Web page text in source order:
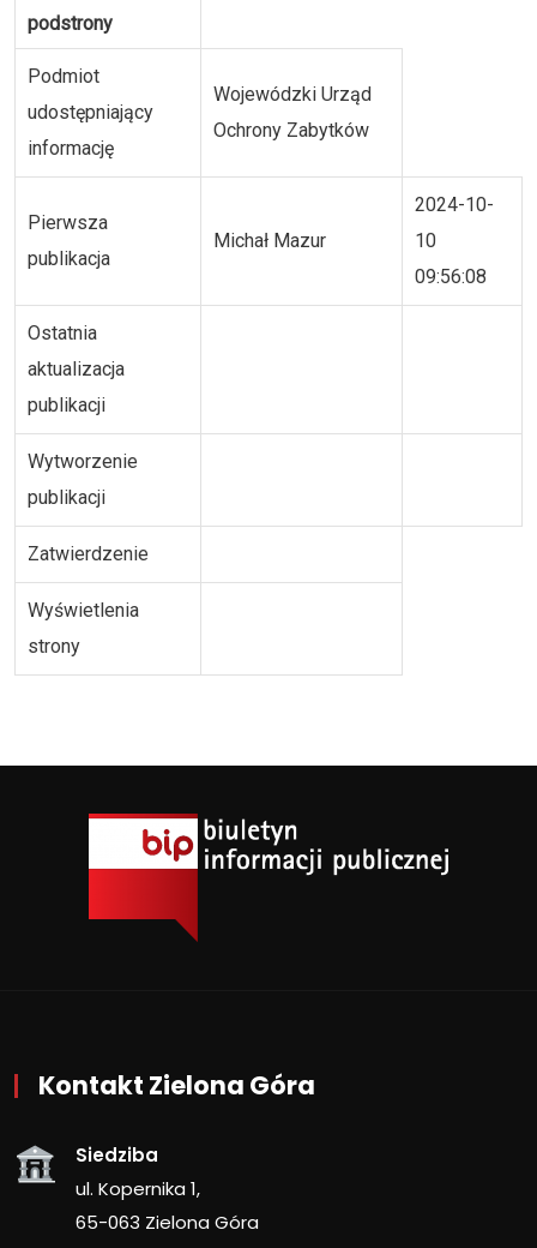
podstrony
Podmiot
udostępniający
informację
Wojewódzki Urząd
Ochrony Zabytków
Pierwsza
publikacja
Michał Mazur
2024-10-
10
09:56:08
Ostatnia
aktualizacja
publikacji
Wytworzenie
publikacji
Zatwierdzenie
Wyświetlenia
strony
Kontakt Zielona Góra
Siedziba
ul. Kopernika 1,
65-063 Zielona Góra